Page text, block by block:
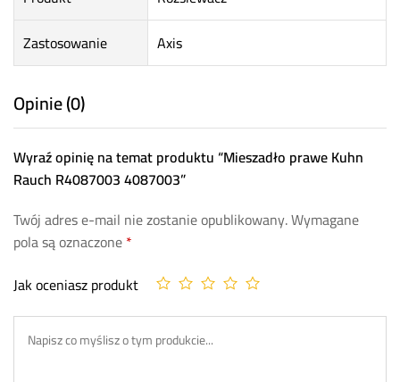
Zastosowanie
Axis
Opinie (0)
Wyraź opinię na temat produktu “Mieszadło prawe Kuhn
Rauch R4087003 4087003”
Twój adres e-mail nie zostanie opublikowany.Wymagane
pola są oznaczone*
Jak oceniasz produkt